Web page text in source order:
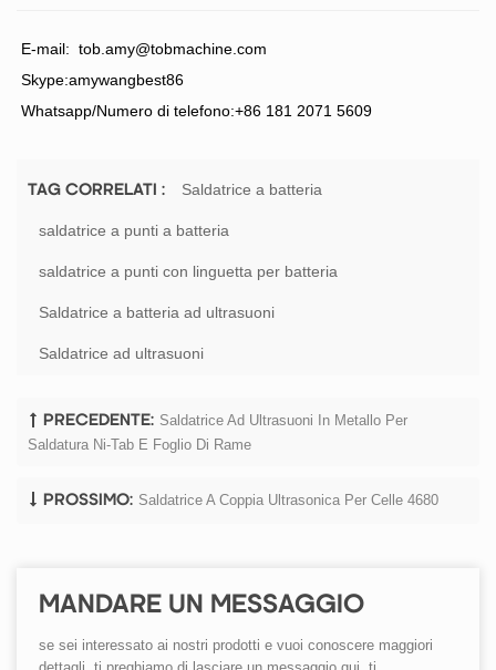
E-mail: tob.amy@tobmachine.com
Skype:amywangbest86
Whatsapp/Numero di telefono:+86 181 2071 5609
TAG CORRELATI : Saldatrice a batteria
saldatrice a punti a batteria
saldatrice a punti con linguetta per batteria
Saldatrice a batteria ad ultrasuoni
Saldatrice ad ultrasuoni
PRECEDENTE: Saldatrice Ad Ultrasuoni In Metallo Per
Saldatura Ni-Tab E Foglio Di Rame
PROSSIMO: Saldatrice A Coppia Ultrasonica Per Celle 4680
MANDARE UN MESSAGGIO
se sei interessato ai nostri prodotti e vuoi conoscere maggiori